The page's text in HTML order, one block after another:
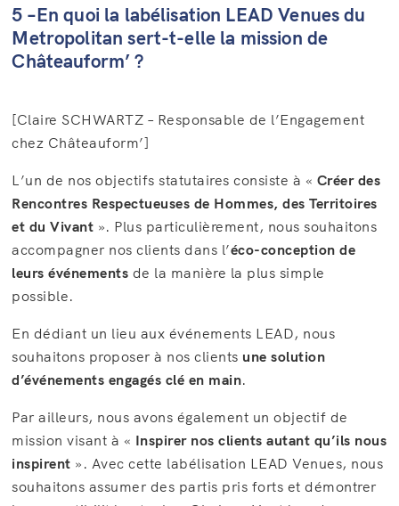
5 –En quoi la labélisation LEAD Venues du
Metropolitan sert-t-elle la mission de
Châteauform’ ?
[Claire SCHWARTZ – Responsable de l’Engagement
chez Châteauform’]
L’un de nos objectifs statutaires consiste à « Créer des
Rencontres Respectueuses de Hommes, des Territoires
et du Vivant ». Plus particulièrement, nous souhaitons
accompagner nos clients dans l’éco-conception de
leurs événements de la manière la plus simple
possible.
En dédiant un lieu aux événements LEAD, nous
souhaitons proposer à nos clients une solution
d’événements engagés clé en main.
Par ailleurs, nous avons également un objectif de
mission visant à « Inspirer nos clients autant qu’ils nous
inspirent ». Avec cette labélisation LEAD Venues, nous
souhaitons assumer des partis pris forts et démontrer